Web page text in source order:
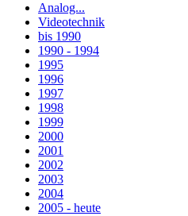
Analog...
Videotechnik
bis 1990
1990 - 1994
1995
1996
1997
1998
1999
2000
2001
2002
2003
2004
2005 - heute